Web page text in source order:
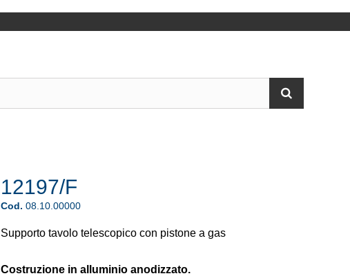
12197/F
Cod. 08.10.00000
Supporto tavolo telescopico con pistone a gas
Costruzione in alluminio anodizzato.